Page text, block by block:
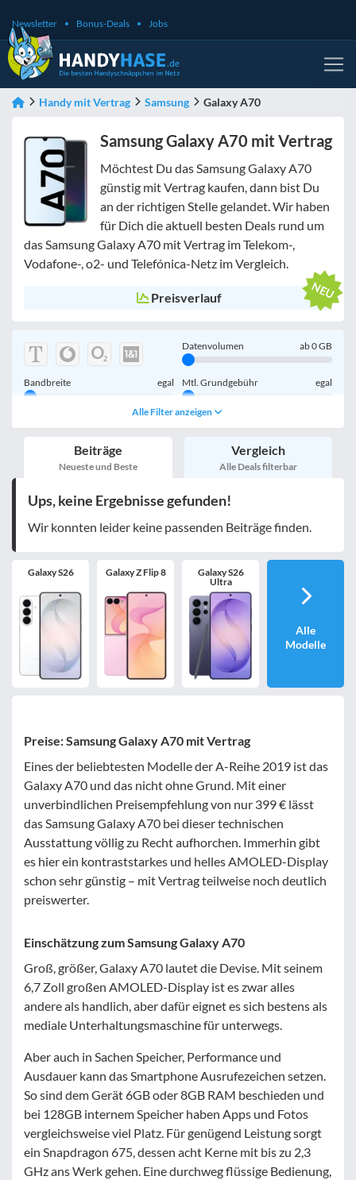
Newsletter Bonus-Deals Jobs
Handy mit Vertrag Samsung Galaxy A70
Samsung Galaxy A70 mit Vertrag
Möchtest Du das Samsung Galaxy A70
günstig mit Vertrag kaufen, dann bist Du
an der richtigen Stelle gelandet. Wir haben
für Dich die aktuell besten Deals rund um
das Samsung Galaxy A70 mit Vertrag im Telekom-,
Vodafone-, o2- und Telefónica-Netz im Vergleich.
Preisverlauf
Datenvolumen ab0GB
Bandbreite egal Mtl. Grundgebühr egal
egal
inkl. Young-Tarife
nur 5G-Tarife inkl. Kombi-Tarife
Handy-Speicher
nur 5G-Handys
Bewertung
Alle Filter anzeigen
Beiträge
Neueste und Beste
Vergleich
Alle Deals filterbar
Ups, keine Ergebnisse gefunden!
Wir konnten leider keine passenden Beiträge finden.
Galaxy S26 Galaxy Z Flip 8
Galaxy S26
Ultra
Alle
Modelle
Preise: Samsung Galaxy A70 mit Vertrag
Eines der beliebtesten Modelle der A-Reihe 2019 ist das
Galaxy A70 und das nicht ohne Grund. Mit einer
unverbindlichen Preisempfehlung von nur 399 € lässt
das Samsung Galaxy A70 bei dieser technischen
Ausstattung völlig zu Recht aufhorchen. Immerhin gibt
es hier ein kontraststarkes und helles AMOLED-Display
schon sehr günstig – mit Vertrag teilweise noch deutlich
preiswerter.
Einschätzung zum Samsung Galaxy A70
Groß, größer, Galaxy A70 lautet die Devise. Mit seinem
6,7 Zoll großen AMOLED-Display ist es zwar alles
andere als handlich, aber dafür eignet es sich bestens als
mediale Unterhaltungsmaschine für unterwegs.
Aber auch in Sachen Speicher, Performance und
Ausdauer kann das Smartphone Ausrufezeichen setzen.
So sind dem Gerät 6GB oder 8GB RAM beschieden und
bei 128GB internem Speicher haben Apps und Fotos
vergleichsweise viel Platz. Für genügend Leistung sorgt
ein Snapdragon 675, dessen acht Kerne mit bis zu 2,3
GHz ans Werk gehen. Eine durchweg flüssige Bedienung,